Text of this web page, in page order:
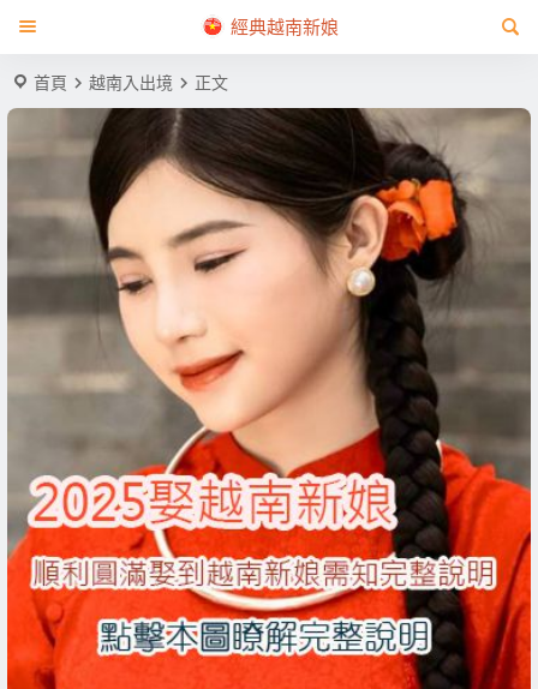
經典越南新娘
首頁 越南入出境 正文